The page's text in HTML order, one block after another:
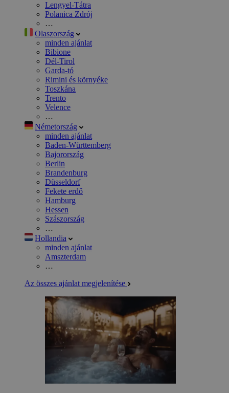
Lengyel-Tátra
Polanica Zdrój
…
Olaszország
minden ajánlat
Bibione
Dél-Tirol
Garda-tó
Rimini és környéke
Toszkána
Trento
Velence
…
Németország
minden ajánlat
Baden-Württemberg
Bajorország
Berlin
Brandenburg
Düsseldorf
Fekete erdő
Hamburg
Hessen
Szászország
…
Hollandia
minden ajánlat
Amszterdam
…
Az összes ajánlat megjelenítése